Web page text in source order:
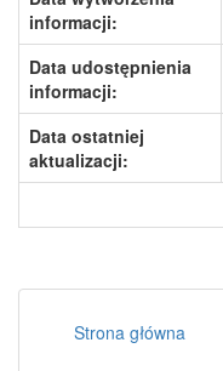
informacji:
Data udostępnienia
informacji:
Data ostatniej
aktualizacji:
Strona główna